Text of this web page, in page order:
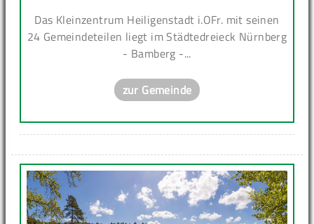
Das Kleinzentrum Heiligenstadt i.OFr. mit seinen
24 Gemeindeteilen liegt im Städtedreieck Nürnberg
- Bamberg -...
zur Gemeinde